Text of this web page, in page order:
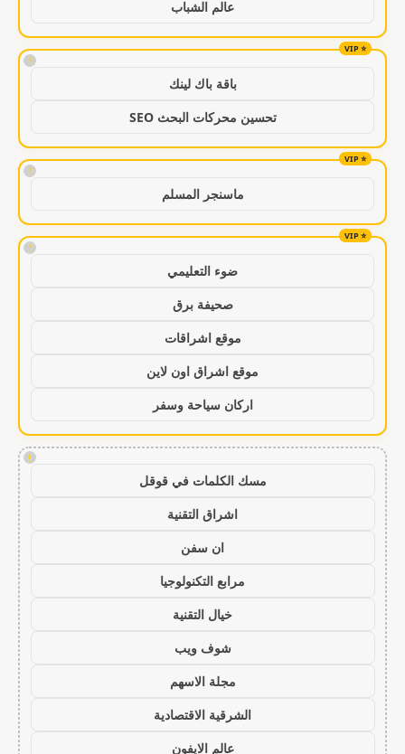
عالم الشباب
!
باقة باك لينك
تحسين محركات البحث SEO
!
ماسنجر المسلم
!
ضوء التعليمي
صحيفة برق
موقع اشراقات
موقع اشراق اون لاين
اركان سياحة وسفر
!
مسك الكلمات في قوقل
اشراق التقنية
ان سفن
مرابع التكنولوجيا
خيال التقنية
شوف ويب
مجلة الاسهم
الشرقية الاقتصادية
عالم الايفون